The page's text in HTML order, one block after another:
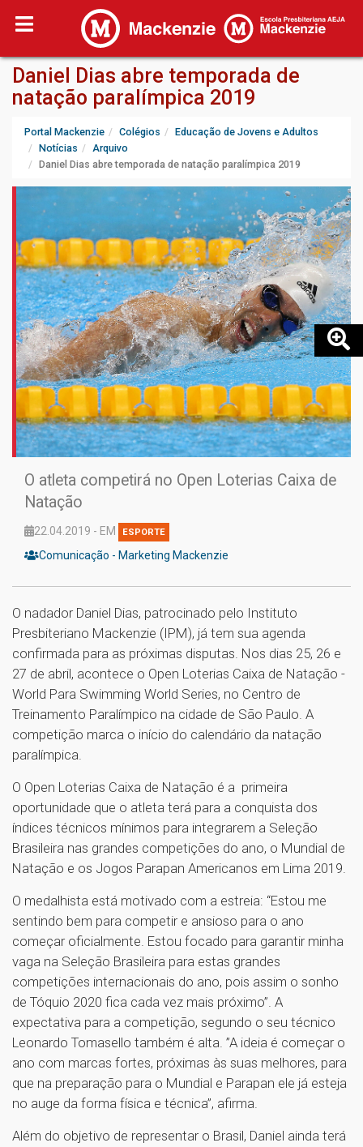
Daniel Dias abre temporada de
natação paralímpica 2019
Portal Mackenzie Colégios
Educação de Jovens e Adultos
Notícias
Arquivo
Daniel Dias abre temporada de natação paralímpica 2019
O atleta competirá no Open Loterias Caixa de
Natação
22.04.2019 - EM ESPORTE
Comunicação - Marketing Mackenzie
O nadador Daniel Dias, patrocinado pelo Instituto
Presbiteriano Mackenzie (IPM), já tem sua agenda
confirmada para as próximas disputas. Nos dias 25, 26 e
27 de abril, acontece o Open Loterias Caixa de Natação -
World Para Swimming World Series, no Centro de
Treinamento Paralímpico na cidade de São Paulo. A
competição marca o início do calendário da natação
paralímpica.
O Open Loterias Caixa de Natação é a primeira
oportunidade que o atleta terá para a conquista dos
índices técnicos mínimos para integrarem a Seleção
Brasileira nas grandes competições do ano, o Mundial de
Natação e os Jogos Parapan Americanos em Lima 2019.
O medalhista está motivado com a estreia: “Estou me
sentindo bem para competir e ansioso para o ano
começar oficialmente. Estou focado para garantir minha
vaga na Seleção Brasileira para estas grandes
competições internacionais do ano, pois assim o sonho
de Tóquio 2020 fica cada vez mais próximo”. A
expectativa para a competição, segundo o seu técnico
Leonardo Tomasello também é alta. ”A ideia é começar o
ano com marcas fortes, próximas às suas melhores, para
que na preparação para o Mundial e Parapan ele já esteja
no auge da forma física e técnica”, afirma.
Além do objetivo de representar o Brasil, Daniel ainda terá